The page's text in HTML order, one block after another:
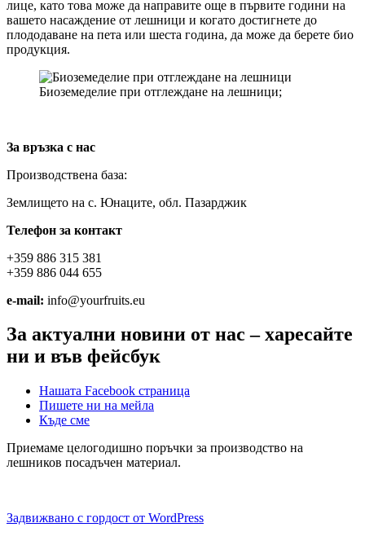
лице, като това може да направите още в първите години на
вашето насаждение от лешници и когато достигнете до
плододаване на пета или шеста година, да може да берете био
продукция.
Биоземеделие при отглеждане на лешници;
За връзка с нас
Производствена база:
Землището на с. Юнаците, обл. Пазарджик
Телефон за контакт
+359 886 315 381
+359 886 044 655
e-mail: info@yourfruits.eu
За актуални новини от нас – харесайте
ни и във фейсбук
Нашата Facebook страница
Пишете ни на мейла
Къде сме
Приемаме целогодишно поръчки за производство на
лешников посадъчен материал.
Задвижвано с гордост от WordPress